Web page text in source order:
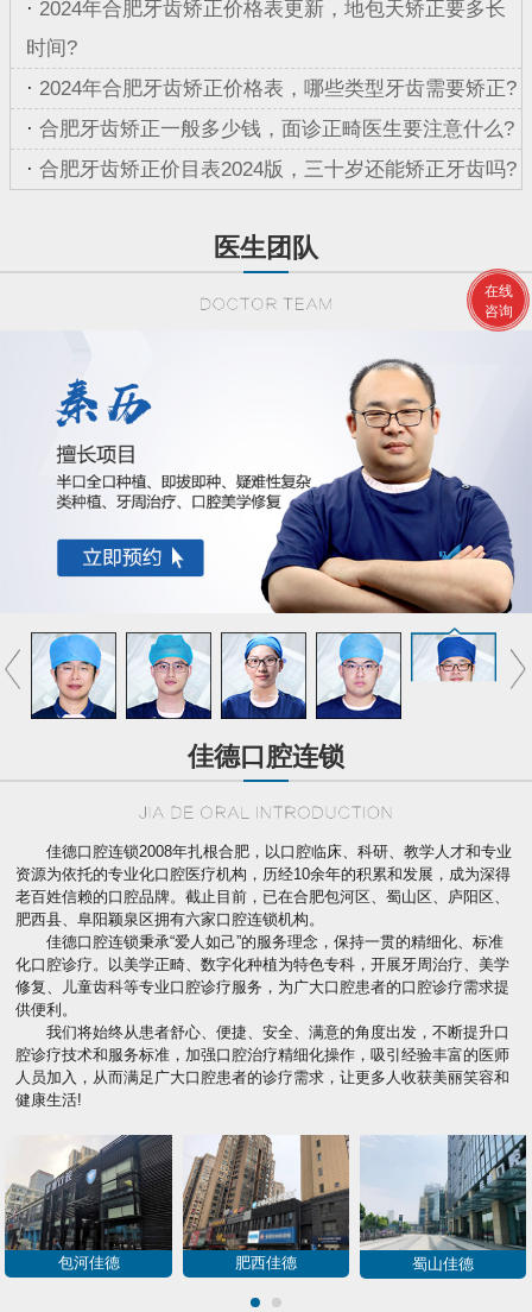
· 2024年合肥牙齿矫正价格表更新，地包天矫正要多长
时间?
· 2024年合肥牙齿矫正价格表，哪些类型牙齿需要矫正?
· 合肥牙齿矫正一般多少钱，面诊正畸医生要注意什么?
· 合肥牙齿矫正价目表2024版，三十岁还能矫正牙齿吗?
医生团队
佳德口腔连锁
佳德口腔连锁2008年扎根合肥，以口腔临床、科研、教学人才和专业
资源为依托的专业化口腔医疗机构，历经10余年的积累和发展，成为深得
老百姓信赖的口腔品牌。截止目前，已在合肥包河区、蜀山区、庐阳区、
肥西县、阜阳颖泉区拥有六家口腔连锁机构。
佳德口腔连锁秉承“爱人如己”的服务理念，保持一贯的精细化、标准
化口腔诊疗。以美学正畸、数字化种植为特色专科，开展牙周治疗、美学
修复、儿童齿科等专业口腔诊疗服务，为广大口腔患者的口腔诊疗需求提
供便利。
我们将始终从患者舒心、便捷、安全、满意的角度出发，不断提升口
腔诊疗技术和服务标准，加强口腔治疗精细化操作，吸引经验丰富的医师
人员加入，从而满足广大口腔患者的诊疗需求，让更多人收获美丽笑容和
健康生活!
包河佳德 肥西佳德 蜀山佳德
在线
咨询